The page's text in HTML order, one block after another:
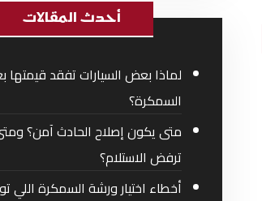
أحدث المقالات
لماذا بعض السيارات تفقد قيمتها
السمكرة؟
متى يكون إصلاح الحادث آمن؟
ترفض الاستلام؟
أخطاء اختيار ورشة السمكرة اللي